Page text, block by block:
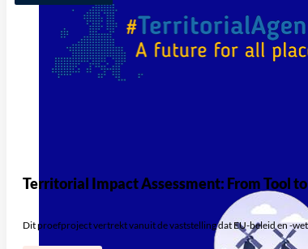
Territorial Impact Assessment: From Tool
Dit proefproject vertrekt vanuit de vaststelling dat EU-beleid en -